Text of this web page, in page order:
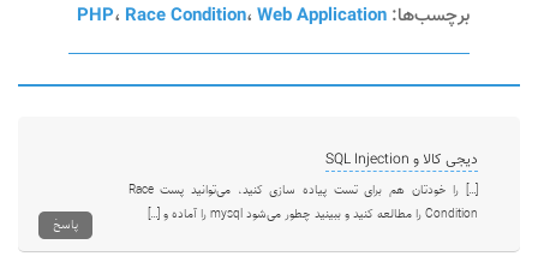
برچسب‌ها: PHP، Race Condition،Web Application
دیجی کالا و SQL Injection
[…] را خودتان هم برای تست پیاده سازی کنید، می‌توانید پست Race
Condition را مطالعه کنید و ببینید چطور می‌شود mysql را آماده و […]
پاسخ